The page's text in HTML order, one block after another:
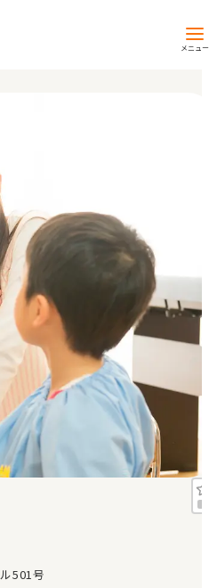
メニュー
501号